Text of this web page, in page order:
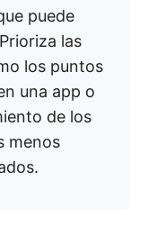
puede
las
los puntos
una app o
de los
menos